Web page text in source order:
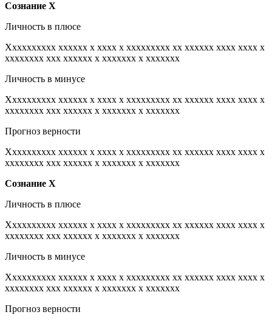
Сознание Х
Личность в плюсе
Xxxxxxxxxx xxxxxx x xxxx x xxxxxxxxx xx xxxxxx xxxx xxxx x
xxxxxxxx xxx xxxxxx x xxxxxxx x xxxxxxx
Личность в минусе
Xxxxxxxxxx xxxxxx x xxxx x xxxxxxxxx xx xxxxxx xxxx xxxx x
xxxxxxxx xxx xxxxxx x xxxxxxx x xxxxxxx
Прогноз верности
Xxxxxxxxxx xxxxxx x xxxx x xxxxxxxxx xx xxxxxx xxxx xxxx x
xxxxxxxx xxx xxxxxx x xxxxxxx x xxxxxxx
Сознание Х
Личность в плюсе
Xxxxxxxxxx xxxxxx x xxxx x xxxxxxxxx xx xxxxxx xxxx xxxx x
xxxxxxxx xxx xxxxxx x xxxxxxx x xxxxxxx
Личность в минусе
Xxxxxxxxxx xxxxxx x xxxx x xxxxxxxxx xx xxxxxx xxxx xxxx x
xxxxxxxx xxx xxxxxx x xxxxxxx x xxxxxxx
Прогноз верности